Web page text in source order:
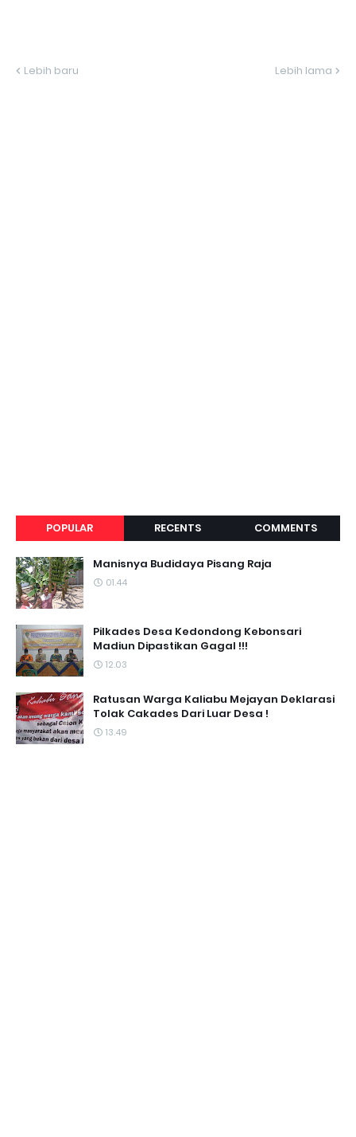
Lebih baru Lebih lama
POPULAR RECENTS COMMENTS
Manisnya Budidaya Pisang Raja
01.44
Pilkades Desa Kedondong Kebonsari
Madiun Dipastikan Gagal !!!
12.03
Ratusan Warga Kaliabu Mejayan Deklarasi
Tolak Cakades Dari Luar Desa !
13.49